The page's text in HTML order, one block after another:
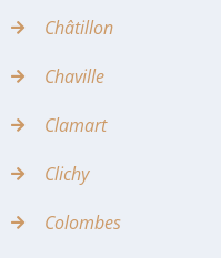
Châtillon
Chaville
Clamart
Clichy
Colombes